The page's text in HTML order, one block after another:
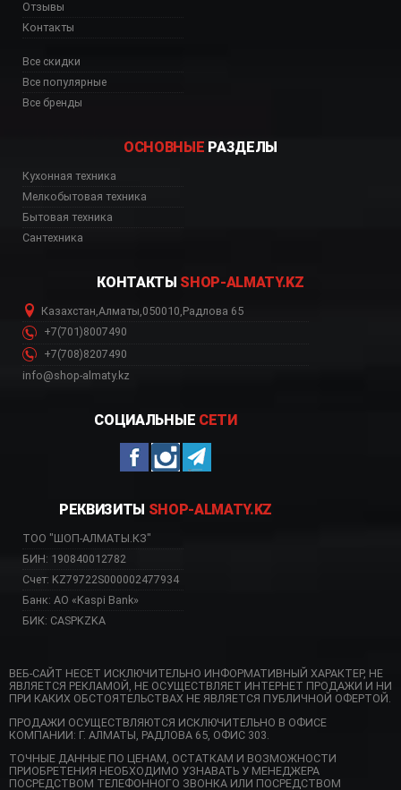
Отзывы
Контакты
Все скидки
Все популярные
Все бренды
ОСНОВНЫЕ РАЗДЕЛЫ
Кухонная техника
Мелкобытовая техника
Бытовая техника
Сантехника
КОНТАКТЫ SHOP-ALMATY.KZ
Казахстан Алматы 050010 Радлова 65
+7(701)8007490
+7(708)8207490
info@shop-almaty.kz
СОЦИАЛЬНЫЕ СЕТИ
РЕКВИЗИТЫ SHOP-ALMATY.KZ
ТОО "ШОП-АЛМАТЫ.КЗ"
БИН: 190840012782
Счет: KZ79722S000002477934
Банк: АО «Kaspi Bank»
БИК: CASPKZKA
ВЕБ-САЙТ НЕСЕТ ИСКЛЮЧИТЕЛЬНО ИНФОРМАТИВНЫЙ ХАРАКТЕР, НЕ
ЯВЛЯЕТСЯ РЕКЛАМОЙ, НЕ ОСУЩЕСТВЛЯЕТ ИНТЕРНЕТ ПРОДАЖИ И НИ
ПРИ КАКИХ ОБСТОЯТЕЛЬСТВАХ НЕ ЯВЛЯЕТСЯ ПУБЛИЧНОЙ ОФЕРТОЙ.
ПРОДАЖИ ОСУЩЕСТВЛЯЮТСЯ ИСКЛЮЧИТЕЛЬНО В ОФИСЕ
КОМПАНИИ: Г. АЛМАТЫ, РАДЛОВА 65, ОФИС 303.
ТОЧНЫЕ ДАННЫЕ ПО ЦЕНАМ, ОСТАТКАМ И ВОЗМОЖНОСТИ
ПРИОБРЕТЕНИЯ НЕОБХОДИМО УЗНАВАТЬ У МЕНЕДЖЕРА
ПОСРЕДСТВОМ ТЕЛЕФОННОГО ЗВОНКА ИЛИ ПОСРЕДСТВОМ